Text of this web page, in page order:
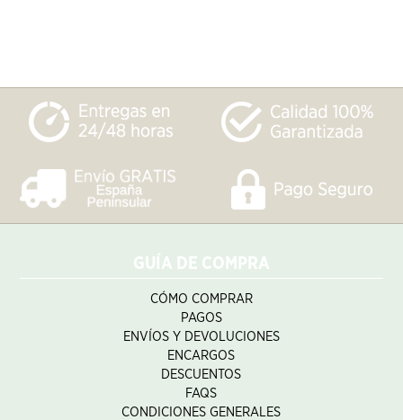
GUÍA DE COMPRA
CÓMO COMPRAR
PAGOS
ENVÍOS Y DEVOLUCIONES
ENCARGOS
DESCUENTOS
FAQS
CONDICIONES GENERALES